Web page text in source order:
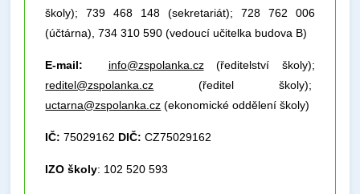
školy); 739 468 148 (sekretariát); 728 762 006
(účtárna), 734 310 590 (vedoucí učitelka budova B)
E-mail: info@zspolanka.cz(ředitelství školy);
reditel@zspolanka.cz (ředitel školy);
uctarna@zspolanka.cz (ekonomické oddělení školy)
IČ: 75029162 DIČ: CZ75029162
IZO školy: 102 520 593